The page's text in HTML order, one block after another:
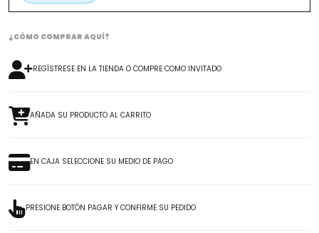
¿CÓMO COMPRAR AQUÍ?
REGÍSTRESE EN LA TIENDA O COMPRE COMO INVITADO
AÑADA SU PRODUCTO AL CARRITO
EN CAJA SELECCIONE SU MEDIO DE PAGO
PRESIONE BOTÓN PAGAR Y CONFIRME SU PEDIDO